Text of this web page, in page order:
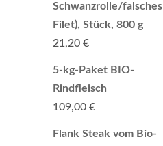
Schwanzrolle/falsches
Filet), Stück, 800 g
21,20€
5-kg-Paket BIO-
Rindfleisch
109,00€
Flank Steak vom Bio-